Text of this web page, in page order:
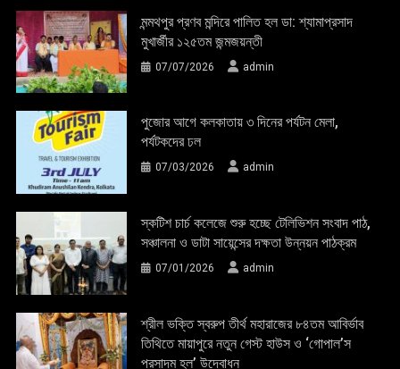
মন্মথপুর প্রণব মন্দিরে পালিত হল ডা: শ্যামাপ্রসাদ
মুখার্জীর ১২৫তম জন্মজয়ন্তী
07/07/2026 admin
পুজোর আগে কলকাতায় ৩ দিনের পর্যটন মেলা,
পর্যটকদের ঢল
07/03/2026 admin
স্কটিশ চার্চ কলেজে শুরু হচ্ছে টেলিভিশন সংবাদ পাঠ,
সঞ্চালনা ও ডাটা সায়েন্সের দক্ষতা উন্নয়ন পাঠক্রম
07/01/2026 admin
শ্রীল ভক্তি স্বরুপ তীর্থ মহারাজের ৮৪তম আবির্ভাব
তিথিতে মায়াপুরে নতুন গেস্ট হাউস ও ‘গোপাল’স
প্রসাদম হল’ উদ্বোধন